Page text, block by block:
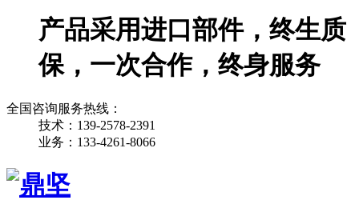
产品采用进口部件，终生质
保，一次合作，终身服务
全国咨询服务热线：
技术：139-2578-2391
业务：133-4261-8066